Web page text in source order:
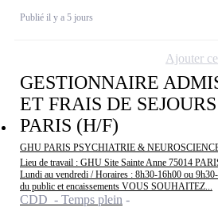
Publié il y a 5 jours
GESTIONNAIRE
ET FRAIS DE
PARIS (H/F)
GHU PARIS PSYCHIATRIE &
Lieu de travail : GHU Site Sainte Anne 75014
Lundi au vendredi / Horaires : 8h30-16h00 ou
du public et encaissements VOUS SOUHAITEZ...
CDD - Temps plein
Ajouter